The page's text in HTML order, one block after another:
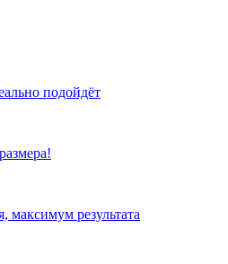
подойдёт
максимум результата